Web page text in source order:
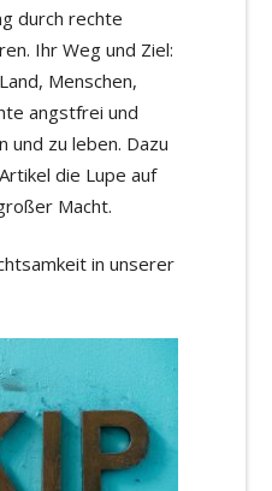
durch rechte
Ihr Weg und Ziel:
Menschen,
angstfrei und
und zu leben. Dazu
die Lupe auf
Macht.
in unserer